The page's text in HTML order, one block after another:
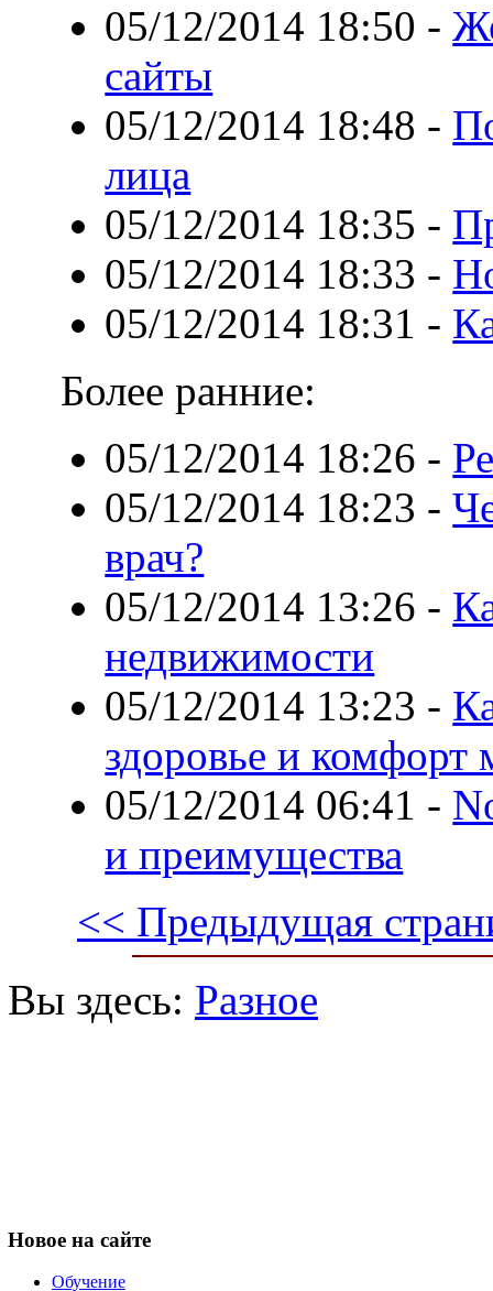
05/12/2014 18:50 -
сайты
05/12/2014 18:48 -
лица
05/12/2014 18:35 -
05/12/2014 18:33 -
05/12/2014 18:31 -
Более ранние:
05/12/2014 18:26 -
05/12/2014 18:23 -
врач?
05/12/2014 13:26 -
недвижимости
05/12/2014 13:23 -
здоровье и
05/12/2014 06:41 -
и преимущества
<< Предыдущая
Вы здесь: Разное
Новое на сайте
Обучение